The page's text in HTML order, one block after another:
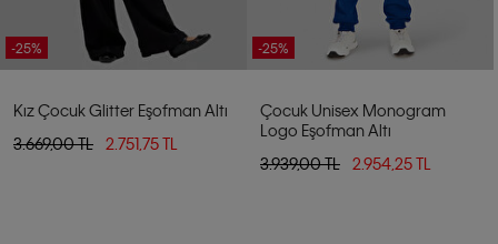
-25%
Kız Çocuk Glitter Eşofman Altı
3.669,00 TL
2.751,75 TL
-25%
Çocuk Unisex Monogram
Logo Eşofman Altı
3.939,00 TL
2.954,25 TL